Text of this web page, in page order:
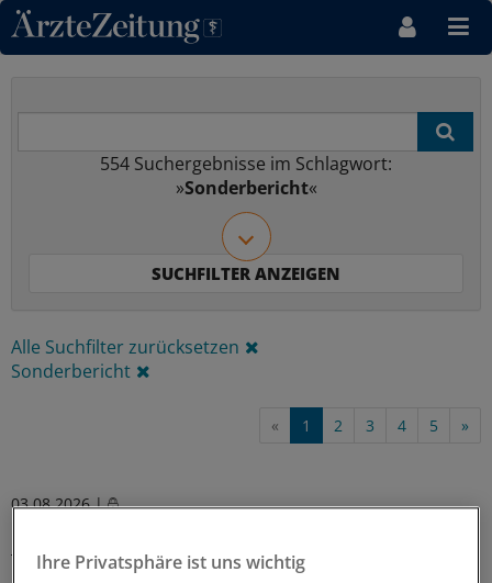
Direkt zum Inhaltsbereich
554 Suchergebnisse im Schlagwort:
»Sonderbericht«
Alle Suchfilter zurücksetzen
Sonderbericht
« 1 2 3 4 5 »
03.08.2026 |
Typ-2-Diabetes und Adipositas sind keine isolierten
Ihre Privatsphäre ist uns wichtig